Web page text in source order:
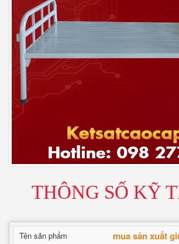
THÔNG SỐ KỸ
Tên sản phẩm mua sản xuất